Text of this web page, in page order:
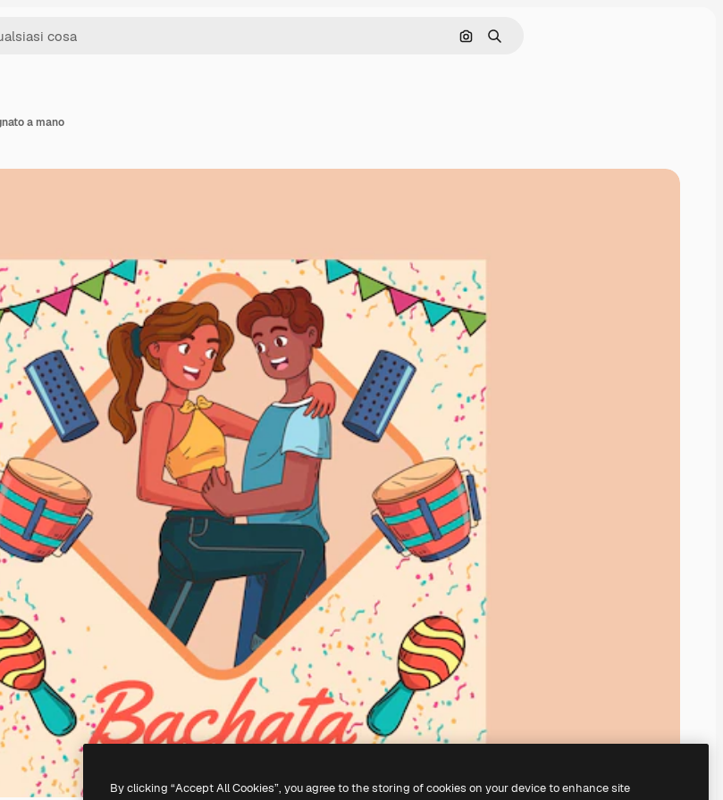
Cerca per immagine
Ricerca
a mano
By clicking “Accept All Cookies”, you agree to the storing of cookies on your device to enhance site